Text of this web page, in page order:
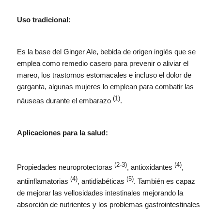
Uso tradicional:
Es la base del Ginger Ale, bebida de origen inglés que se
emplea como remedio casero para prevenir o aliviar el
mareo, los trastornos estomacales e incluso el dolor de
garganta, algunas mujeres lo emplean para combatir las
náuseas durante el embarazo (1).
Aplicaciones para la salud:
Propiedades neuroprotectoras (2-3), antioxidantes (4),
antiinflamatorias (4), antidiabéticas (5). También es capaz
de mejorar las vellosidades intestinales mejorando la
absorción de nutrientes y los problemas gastrointestinales